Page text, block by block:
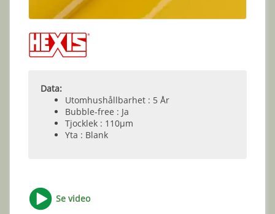
Data:
Utomhushållbarhet : 5 År
Bubble-free : Ja
Tjocklek : 110µm
Yta : Blank
Se video